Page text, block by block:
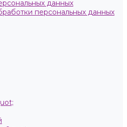
данных
персональных данных